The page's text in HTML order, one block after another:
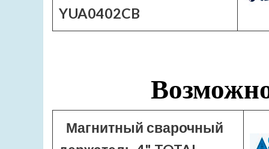
YUA0402CB
Магнитный сварочный